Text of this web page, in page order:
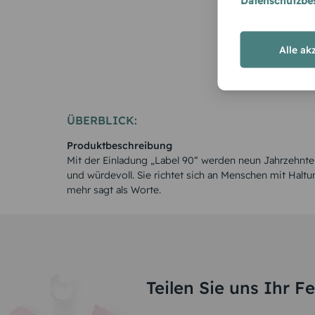
ÜBERBLICK:
Produktbeschreibung
Mit der Einladung „Label 90“ werden neun
und würdevoll. Sie richtet sich an Menschen mit
mehr sagt als Worte.
Teilen Sie uns Ihr
Alle